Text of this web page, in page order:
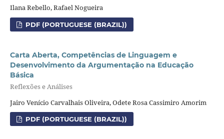
Ilana Rebello, Rafael Nogueira
PDF (PORTUGUESE (BRAZIL))
Carta Aberta, Competências de Linguagem e
Desenvolvimento da Argumentação na Educação
Básica
Reflexões e Análises
Jairo Venício Carvalhais Oliveira, Odete Rosa Cassimiro Amorim
PDF (PORTUGUESE (BRAZIL))